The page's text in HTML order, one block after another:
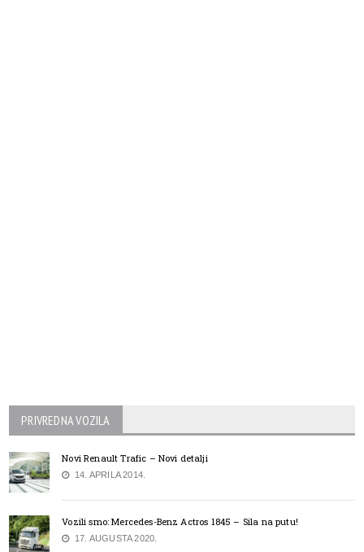
PRIVREDNA VOZILA
Novi Renault Trafic – Novi detalji
14. APRILA 2014.
Vozili smo: Mercedes-Benz Actros 1845 – Sila na putu!
17. AUGUSTA 2020.